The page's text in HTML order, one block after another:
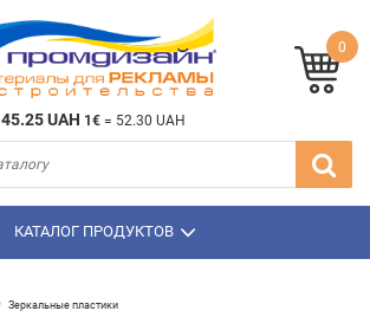
45.25 UAH 1€ = 52.30 UAH
0
КАТАЛОГ ПРОДУКТОВ
Зеркальные пластики